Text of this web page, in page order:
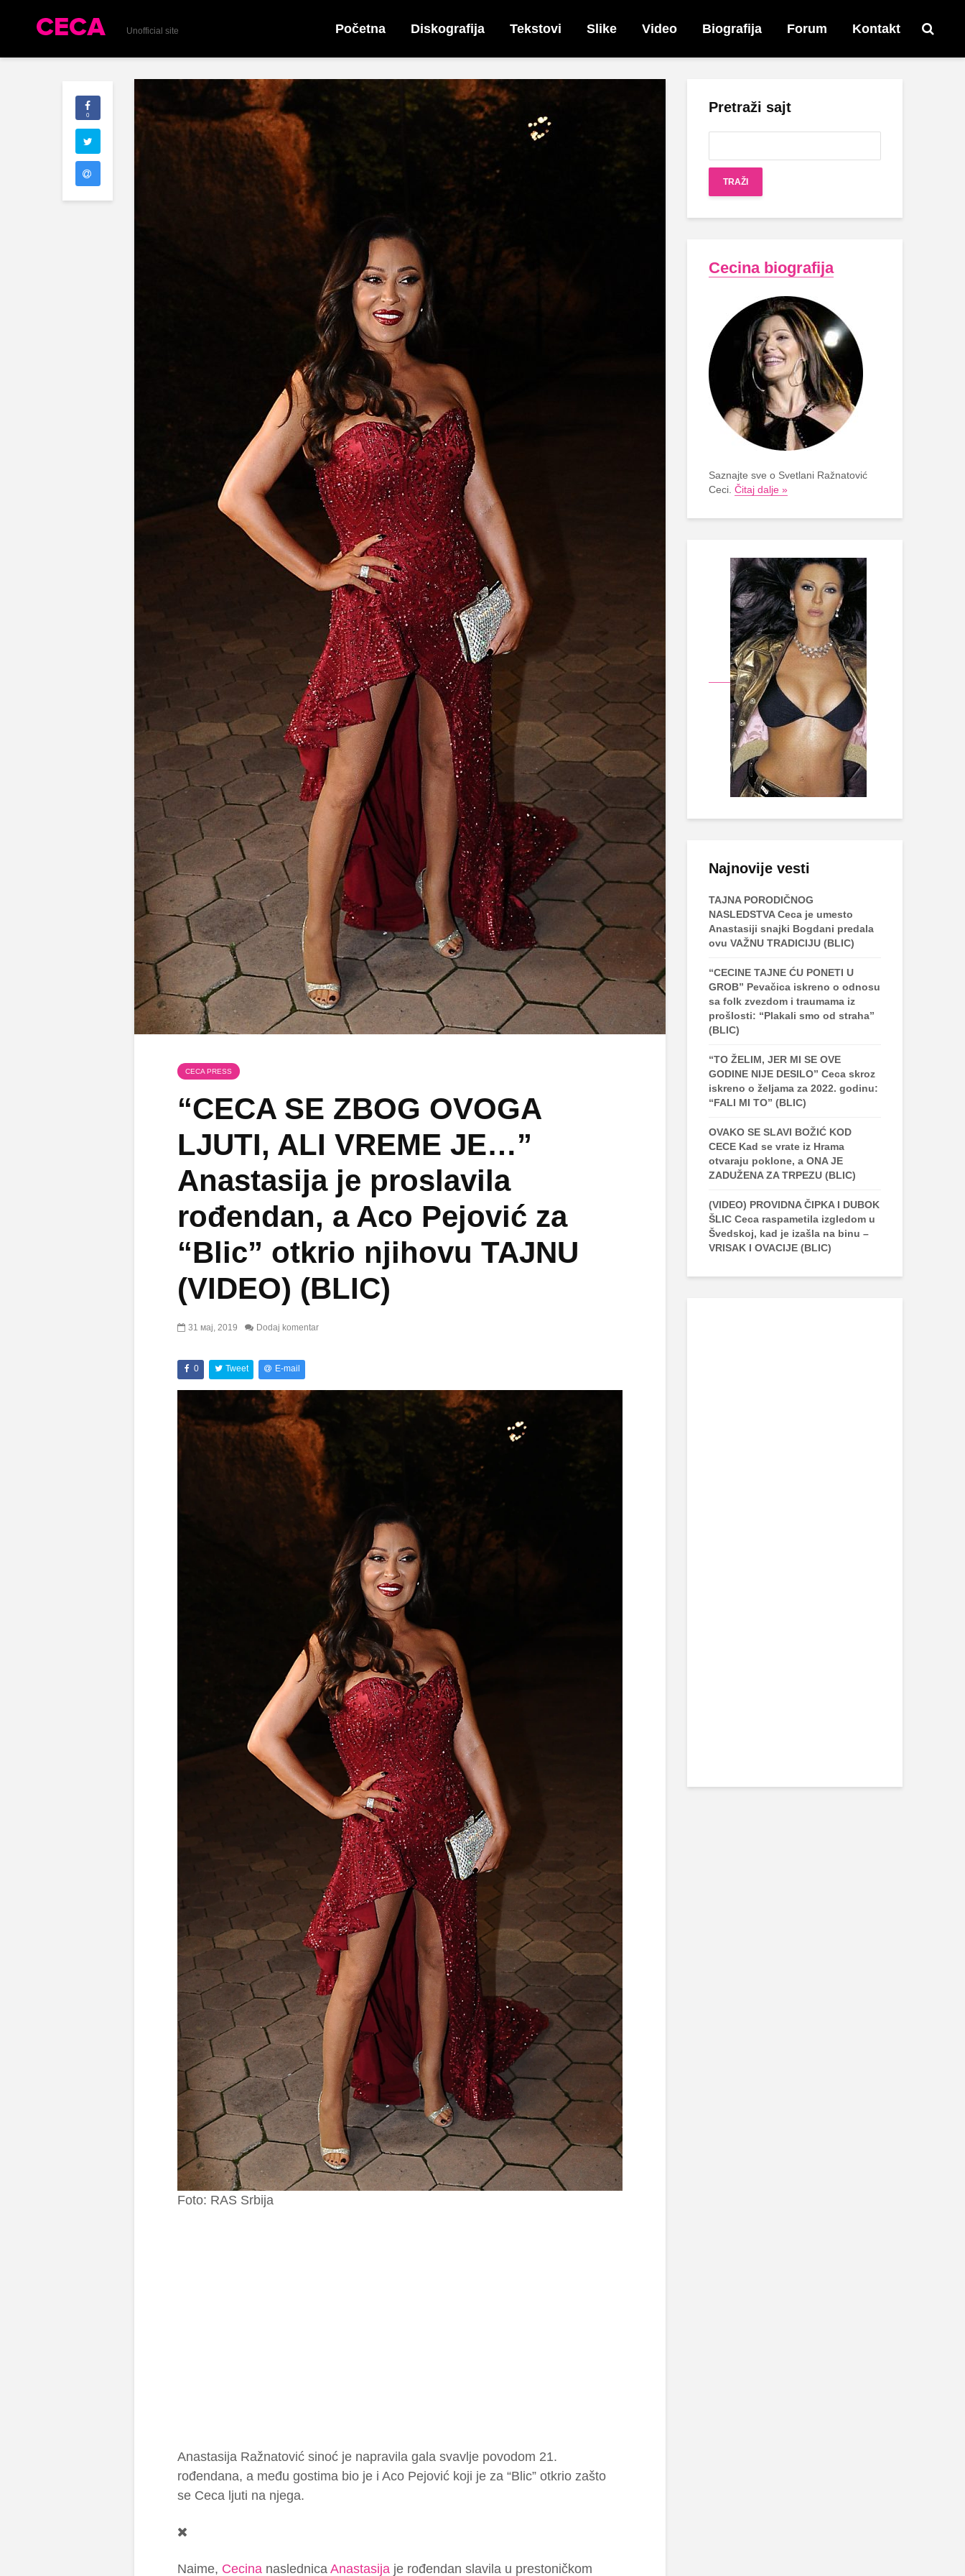
Unofficial site Početna Diskografija Tekstovi Slike Video Biografija Forum Kontakt
0
CECA PRESS
“CECA SE ZBOG OVOGA
LJUTI, ALI VREME JE…”
Anastasija je proslavila
rođendan, a Aco Pejović za
“Blic” otkrio njihovu TAJNU
(VIDEO) (BLIC)
31 мај, 2019 Dodaj komentar
0 Tweet E-mail
Foto: RAS Srbija
Anastasija Ražnatović sinoć je napravila gala svavlje povodom 21.
rođendana, a među gostima bio je i Aco Pejović koji je za “Blic” otkrio zašto
se Ceca ljuti na njega.
Naime, Cecina naslednica Anastasija je rođendan slavila u prestoničkom
Pretraži sajt
Cecina biografija
Saznajte sve o Svetlani Ražnatović
Ceci. Čitaj dalje »
Najnovije vesti
TAJNA PORODIČNOG
NASLEDSTVA Ceca je umesto
Anastasiji snajki Bogdani predala
ovu VAŽNU TRADICIJU (BLIC)
“CECINE TAJNE ĆU PONETI U
GROB” Pevačica iskreno o odnosu
sa folk zvezdom i traumama iz
prošlosti: “Plakali smo od straha”
(BLIC)
“TO ŽELIM, JER MI SE OVE
GODINE NIJE DESILO” Ceca skroz
iskreno o željama za 2022. godinu:
“FALI MI TO” (BLIC)
OVAKO SE SLAVI BOŽIĆ KOD
CECE Kad se vrate iz Hrama
otvaraju poklone, a ONA JE
ZADUŽENA ZA TRPEZU (BLIC)
(VIDEO) PROVIDNA ČIPKA I DUBOK
ŠLIC Ceca raspametila izgledom u
Švedskoj, kad je izašla na binu –
VRISAK I OVACIJE (BLIC)